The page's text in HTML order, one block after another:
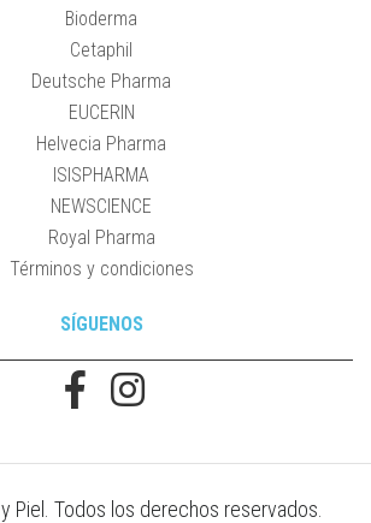
Bioderma
Cetaphil
Deutsche Pharma
EUCERIN
Helvecia Pharma
ISISPHARMA
NEWSCIENCE
Royal Pharma
Términos y condiciones
SÍGUENOS
Piel. Todos los derechos reservados.